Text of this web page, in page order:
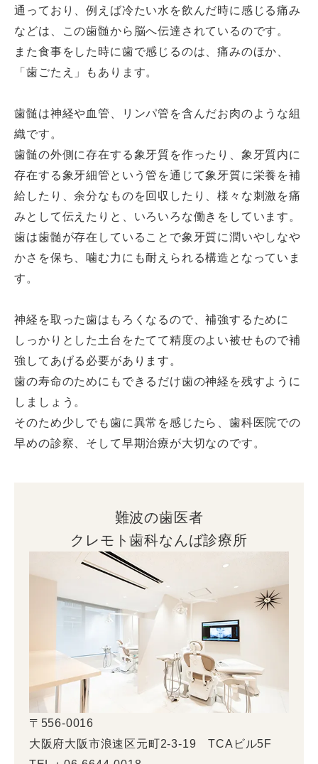
通っており、例えば冷たい水を飲んだ時に感じる痛み
などは、この歯髄から脳へ伝達されているのです。
また食事をした時に歯で感じるのは、痛みのほか、
「歯ごたえ」もあります。
歯髄は神経や血管、リンパ管を含んだお肉のような組
織です。
歯髄の外側に存在する象牙質を作ったり、象牙質内に
存在する象牙細管という管を通じて象牙質に栄養を補
給したり、余分なものを回収したり、様々な刺激を痛
みとして伝えたりと、いろいろな働きをしています。
歯は歯髄が存在していることで象牙質に潤いやしなや
かさを保ち、噛む力にも耐えられる構造となっていま
す。
神経を取った歯はもろくなるので、補強するために
しっかりとした土台をたてて精度のよい被せもので補
強してあげる必要があります。
歯の寿命のためにもできるだけ歯の神経を残すように
しましょう。
そのため少しでも歯に異常を感じたら、歯科医院での
早めの診察、そして早期治療が大切なのです。
難波の歯医者
クレモト歯科なんば診療所
〒556-0016
大阪府大阪市浪速区元町2-3-19 TCAビル5F